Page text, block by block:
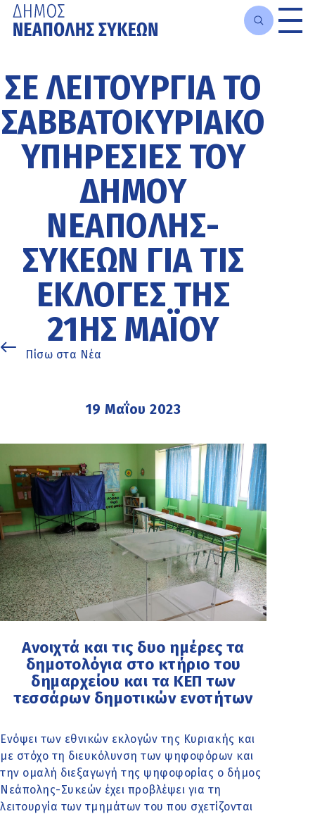
κυρίως
περιεχόμενο
ΣΕ ΛΕΙΤΟΥΡΓΊΑ ΤΟ
ΣΑΒΒΑΤΟΚΎΡΙΑΚΟ
ΥΠΗΡΕΣΊΕΣ ΤΟΥ
ΔΉΜΟΥ
ΝΕΆΠΟΛΗΣ-
ΣΥΚΕΏΝ ΓΙΑ ΤΙΣ
ΕΚΛΟΓΈΣ ΤΗΣ
21ΗΣ ΜΑΪ́ΟΥ
Πίσω στα Νέα
19 Μαΐου 2023
Ανοιχτά και τις δυο ημέρες τα
δημοτολόγια στο κτήριο του
δημαρχείου και τα ΚΕΠ των
τεσσάρων δημοτικών ενοτήτων
Ενόψει των εθνικών εκλογών της Κυριακής και
με στόχο τη διευκόλυνση των ψηφοφόρων και
την ομαλή διεξαγωγή της ψηφοφορίας ο δήμος
Νεάπολης-Συκεών έχει προβλέψει για τη
λειτουργία των τμημάτων του που σχετίζονται